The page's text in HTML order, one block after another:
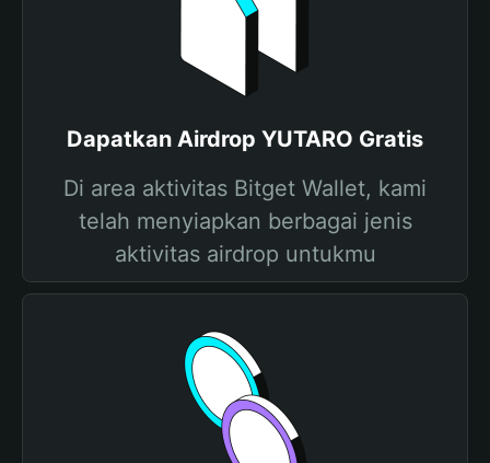
Dapatkan Airdrop YUTARO Gratis
Di area aktivitas Bitget Wallet, kami
telah menyiapkan berbagai jenis
aktivitas airdrop untukmu